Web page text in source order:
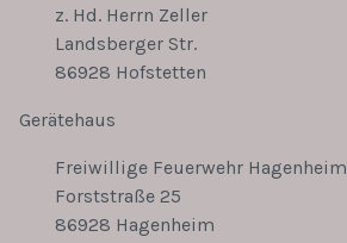
z. Hd. Herrn Zeller
Landsberger Str.
86928 Hofstetten
Gerätehaus
Freiwillige Feuerwehr Hagenheim
Forststraße 25
86928 Hagenheim